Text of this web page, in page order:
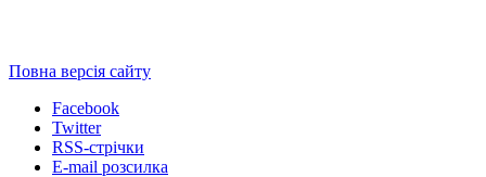
Повна версія сайту
Facebook
Twitter
RSS-стрічки
E-mail розсилка